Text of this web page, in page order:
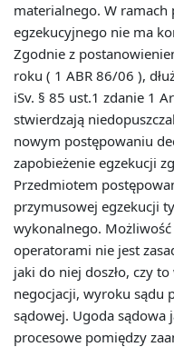
materialnego. W
egzekucyjnego nie ma
Zgodnie z
roku ( 1 ABR 86/06 ),
iSv. § 85 ust.1 zdanie 1
stwierdzają
nowym postępowaniu
zapobieżenie egzekucji
Przedmiotem
przymusowej egzekucji
wykonalnego.
operatorami nie jest
jaki do niej doszło, czy
negocjacji, wyroku sądu
sądowej. Ugoda sądowa
procesowe pomiędzy